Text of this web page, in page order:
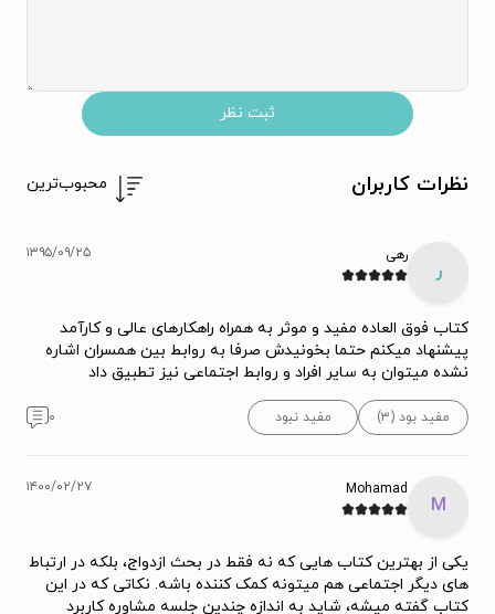
ثبت نظر
نظرات کاربران محبوب‌ترین
ر
رهی ۱۳۹۵/۰۹/۲۵
کتاب فوق العاده مفید و موثر به همراه راهکارهای عالی و کارآمد
پیشنهاد میکنم حتما بخونیدش صرفا به روابط بین همسران اشاره
نشده میتوان به سایر افراد و روابط اجتماعی نیز تطبیق داد
مفید بود (۳) مفید نبود ۰
M
Mohamad ۱۴۰۰/۰۲/۲۷
یکی از بهترین کتاب هایی که نه فقط در بحث ازدواج، بلکه در ارتباط
های دیگر اجتماعی هم میتونه کمک کننده باشه. نکاتی که در این
کتاب گفته میشه، شاید به اندازه چندین جلسه مشاوره کاربرد